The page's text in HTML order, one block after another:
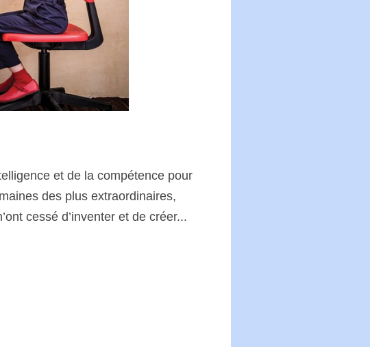
et de la compétence pour
des plus extraordinaires,
cessé d’inventer et de créer...